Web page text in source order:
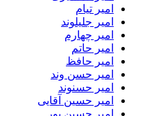
امیر تیام
امیر جلیلوند
امیر چهارم
امیر حاتم
امیر حافظ
امیر حسن وند
امیر حسنوند
امیر حسین آقایی
امیر حسین پور